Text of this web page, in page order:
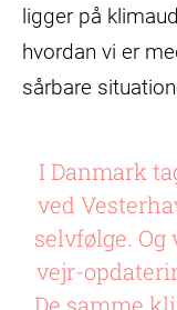
ligger på
hvordan vi er
sårbare
I Danmark
ved
selvfølge.
vejr-